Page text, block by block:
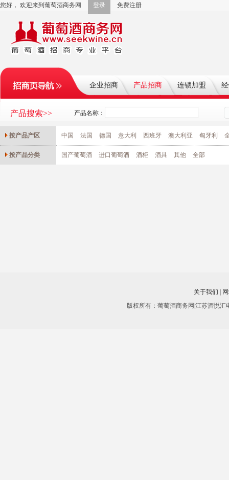
您好， 欢迎来到葡萄酒商务网 登录 免费注册
企业招商 产品招商 连锁加盟
产品搜索>> 产品名称：
按产品产区 中国 法国 德国 意大利 西班牙 澳大利亚 匈牙利
按产品分类 国产葡萄酒 进口葡萄酒 酒柜 酒具 其他 全部
关于我们
版权所有：葡萄酒商务网|江苏酒悦汇